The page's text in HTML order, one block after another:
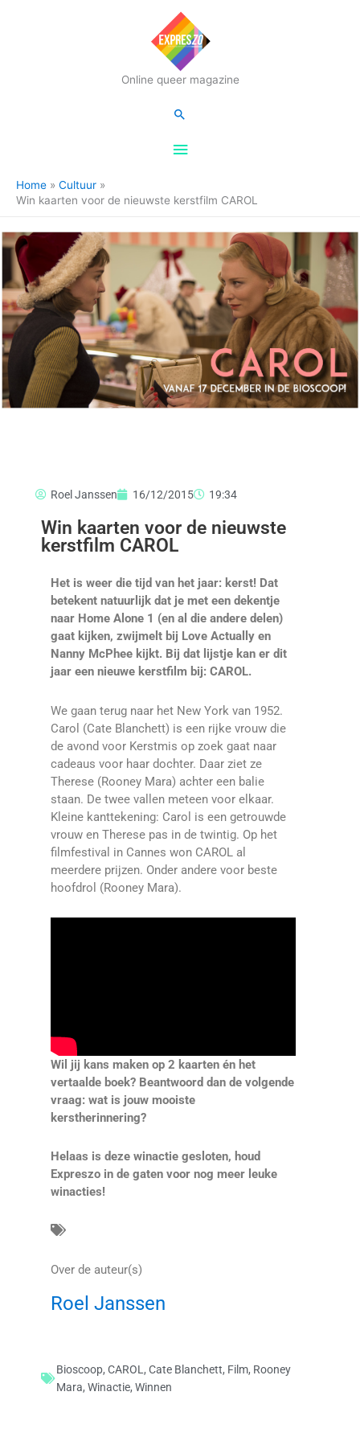
Online queer magazine
Hoofdmenu
Zoeken
Home
Cultuur
Win kaarten voor de nieuwste kerstfilm CAROL
Roel Janssen 16/12/2015 19:34
Win kaarten voor de nieuwste
kerstfilm CAROL
Het is weer die tijd van het jaar: kerst! Dat
betekent natuurlijk dat je met een dekentje
naar Home Alone 1 (en al die andere delen)
gaat kijken, zwijmelt bij Love Actually en
Nanny McPhee kijkt. Bij dat lijstje kan er dit
jaar een nieuwe kerstfilm bij: CAROL.
We gaan terug naar het New York van 1952.
Carol (Cate Blanchett) is een rijke vrouw die
de avond voor Kerstmis op zoek gaat naar
cadeaus voor haar dochter. Daar ziet ze
Therese (Rooney Mara) achter een balie
staan. De twee vallen meteen voor elkaar.
Kleine kanttekening: Carol is een getrouwde
vrouw en Therese pas in de twintig. Op het
filmfestival in Cannes won CAROL al
meerdere prijzen. Onder andere voor beste
hoofdrol (Rooney Mara).
Wil jij kans maken op 2 kaarten én het
vertaalde boek? Beantwoord dan de volgende
vraag: wat is jouw mooiste
kerstherinnering?
Helaas is deze winactie gesloten, houd
Expreszo in de gaten voor nog meer leuke
winacties!
Over de auteur(s)
Roel Janssen
Bioscoop, CAROL , Cate Blanchett, Film, Rooney
Mara, Winactie, Winnen